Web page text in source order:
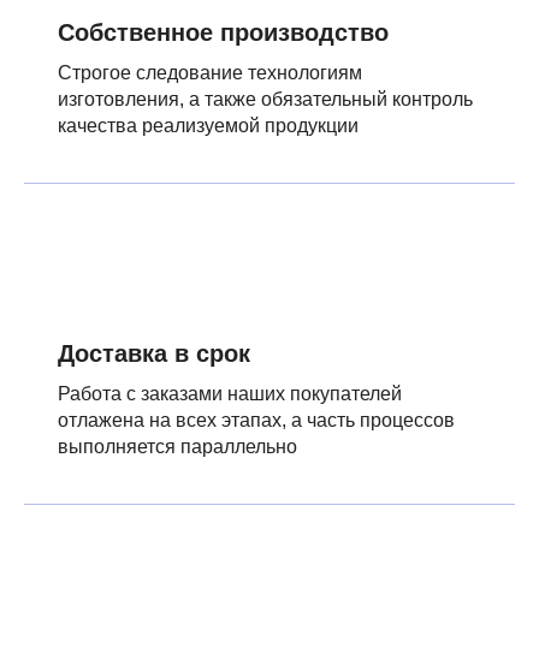
Собственное производство
Строгое следование технологиям
изготовления, а также обязательный контроль
качества реализуемой продукции
Доставка в срок
Работа с заказами наших покупателей
отлажена на всех этапах, а часть процессов
выполняется параллельно